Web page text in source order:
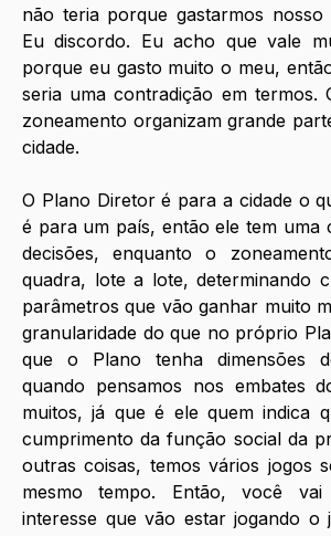
não teria porque gastarmos nosso
Eu discordo. Eu acho que vale
porque eu gasto muito o meu,
seria uma contradição em termos.
zoneamento organizam grande
cidade.
O Plano Diretor é para a cidade o
é para um país, então ele tem uma
decisões, enquanto o
quadra, lote a lote, determinando
parâmetros que vão ganhar muito
granularidade do que no próprio
que o Plano tenha dimensões
quando pensamos nos embates
muitos, já que é ele quem indica
cumprimento da função social da
outras coisas, temos vários jogos
mesmo tempo. Então, você
interesse que vão estar jogando o